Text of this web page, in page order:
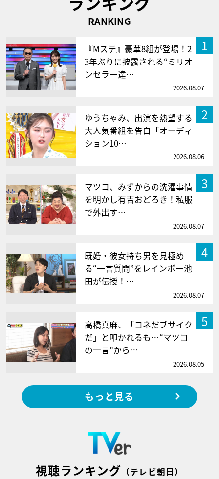
RANKING
1
『Mステ』豪華8組が登場！2
3年ぶりに披露される“ミリオ
ンセラー達…
2026.08.07
2
ゆうちゃみ、出演を熱望する
大人気番組を告白「オーディ
ション10…
2026.08.06
3
マツコ、みずからの洗濯事情
を明かし有吉おどろき！私服
で外出す…
2026.08.07
4
既婚・彼女持ち男を見極め
る“一言質問”をレインボー池
田が伝授！…
2026.08.07
5
高橋真麻、「コネだブサイク
だ」と叩かれるも…“マツコ
の一言”から…
2026.08.05
もっと見る
視聴ランキング （テレビ朝日）